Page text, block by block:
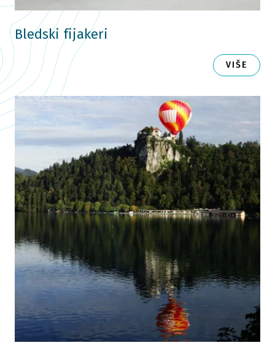
Bledski fijakeri
VIŠE